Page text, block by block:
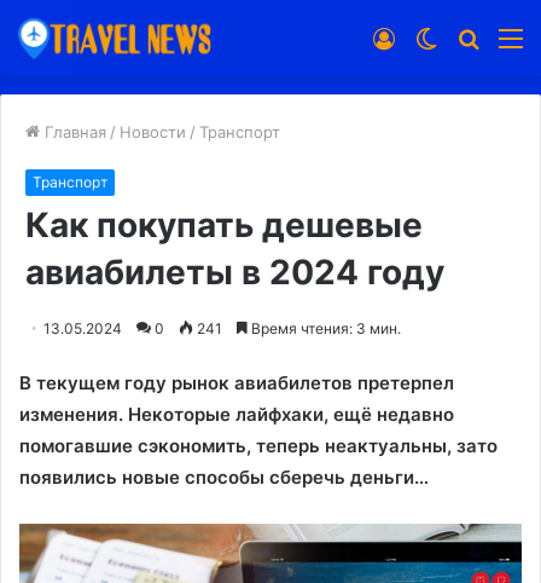
Switch
Войти
Главная / Новости / Транспорт
Транспорт
Как покупать дешевые
авиабилеты в 2024 году
13.05.2024 0 241 Время чтения: 3 мин.
В текущем году рынок авиабилетов претерпел
изменения. Некоторые лайфхаки, ещё недавно
помогавшие сэкономить, теперь неактуальны, зато
появились новые способы сберечь деньги…